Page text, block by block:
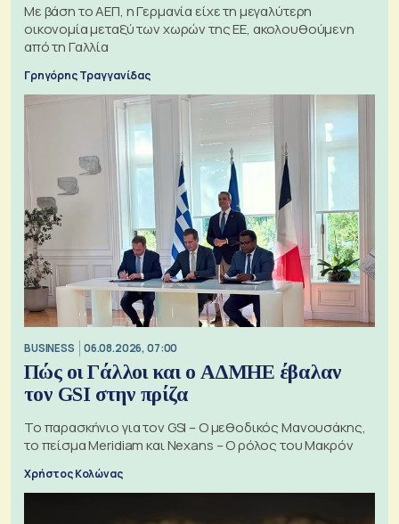
Με βάση το ΑΕΠ, η Γερμανία είχε τη μεγαλύτερη
οικονομία μεταξύ των χωρών της ΕΕ, ακολουθούμενη
από τη Γαλλία
Γρηγόρης Τραγγανίδας
BUSINESS 06.08.2026, 07:00
Πώς οι Γάλλοι και ο ΑΔΜΗΕ έβαλαν
τον GSI στην πρίζα
Το παρασκήνιο για τον GSI – Ο μεθοδικός Μανουσάκης,
το πείσμα Meridiam και Nexans – Ο ρόλος του Μακρόν
Χρήστος Κολώνας